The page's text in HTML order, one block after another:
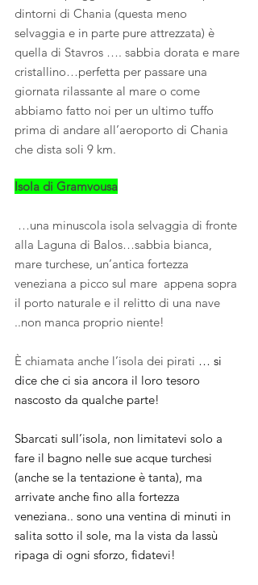
dintorni di Chania (questa meno
selvaggia e in parte pure attrezzata) è
quella di Stavros …. sabbia dorata e mare
cristallino…perfetta per passare una
giornata rilassante al mare o come
abbiamo fatto noi per un ultimo tuffo
prima di andare all’aeroporto di Chania
che dista soli 9 km.
Isola di Gramvousa
…una minuscola isola selvaggia di fronte
alla Laguna di Balos…sabbia bianca,
mare turchese, un’antica fortezza
veneziana a picco sul mare  appena sopra
il porto naturale e il relitto di una nave
..non manca proprio niente!
È chiamata anche l’isola dei pirati … si
dice che ci sia ancora il loro tesoro
nascosto da qualche parte!
Sbarcati sull’isola, non limitatevi solo a
fare il bagno nelle sue acque turchesi
(anche se la tentazione è tanta), ma
arrivate anche fino alla fortezza
veneziana.. sono una ventina di minuti in
salita sotto il sole, ma la vista da lassù
ripaga di ogni sforzo, fidatevi!